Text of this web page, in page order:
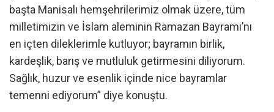
başta Manisalı hemşehrilerimiz olmak üzere, tüm
milletimizin ve İslam aleminin Ramazan Bayramı’nı
en içten dileklerimle kutluyor; bayramın birlik,
kardeşlik, barış ve mutluluk getirmesini diliyorum.
Sağlık, huzur ve esenlik içinde nice bayramlar
temenni ediyorum” diye konuştu.